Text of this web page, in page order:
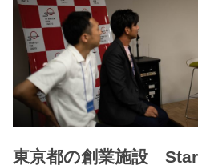
東京都の創業施設